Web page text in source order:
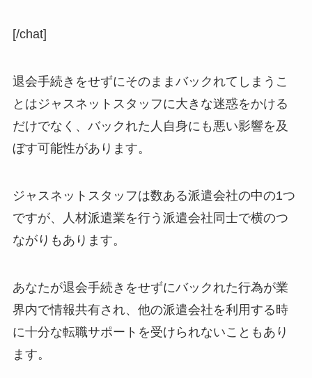
[/chat]
退会手続きをせずにそのままバックれてしまうこ
とはジャスネットスタッフに大きな迷惑をかける
だけでなく、バックれた人自身にも悪い影響を及
ぼす可能性があります。
ジャスネットスタッフは数ある派遣会社の中の1つ
ですが、人材派遣業を行う派遣会社同士で横のつ
ながりもあります。
あなたが退会手続きをせずにバックれた行為が業
界内で情報共有され、他の派遣会社を利用する時
に十分な転職サポートを受けられないこともあり
ます。